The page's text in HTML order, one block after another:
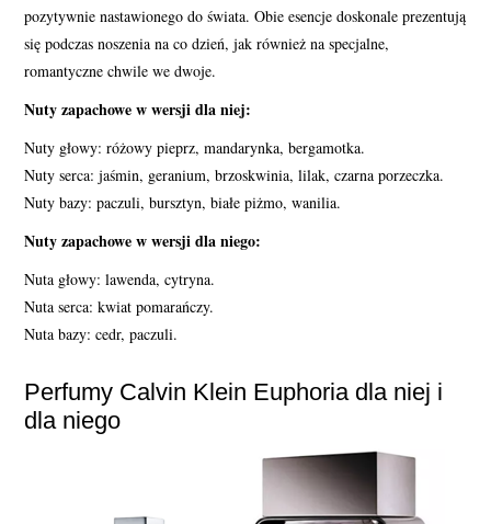
pozytywnie nastawionego do świata. Obie esencje doskonale prezentują
się podczas noszenia na co dzień, jak również na specjalne,
romantyczne chwile we dwoje.
Nuty zapachowe w wersji dla niej:
Nuty głowy: różowy pieprz, mandarynka, bergamotka.
Nuty serca: jaśmin, geranium, brzoskwinia, lilak, czarna porzeczka.
Nuty bazy: paczuli, bursztyn, białe piżmo, wanilia.
Nuty zapachowe w wersji dla niego:
Nuta głowy: lawenda, cytryna.
Nuta serca: kwiat pomarańczy.
Nuta bazy: cedr, paczuli.
Perfumy Calvin Klein Euphoria dla niej i
dla niego